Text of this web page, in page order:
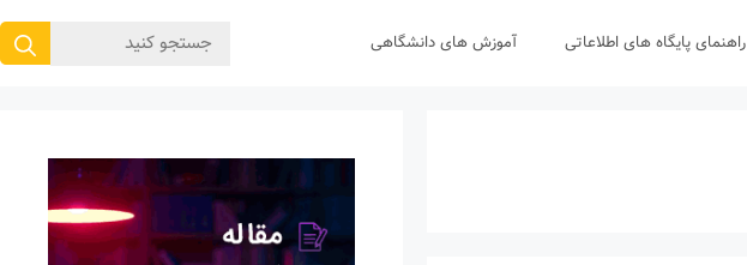
راهنمای پایگاه های اطلاعاتی آموزش های دانشگاهی
جستجوی